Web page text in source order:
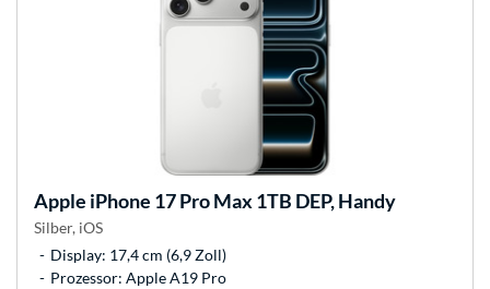
Apple iPhone 17 Pro Max 1TB DEP, Handy
Silber, iOS
Display: 17,4 cm (6,9 Zoll)
Prozessor: Apple A19 Pro